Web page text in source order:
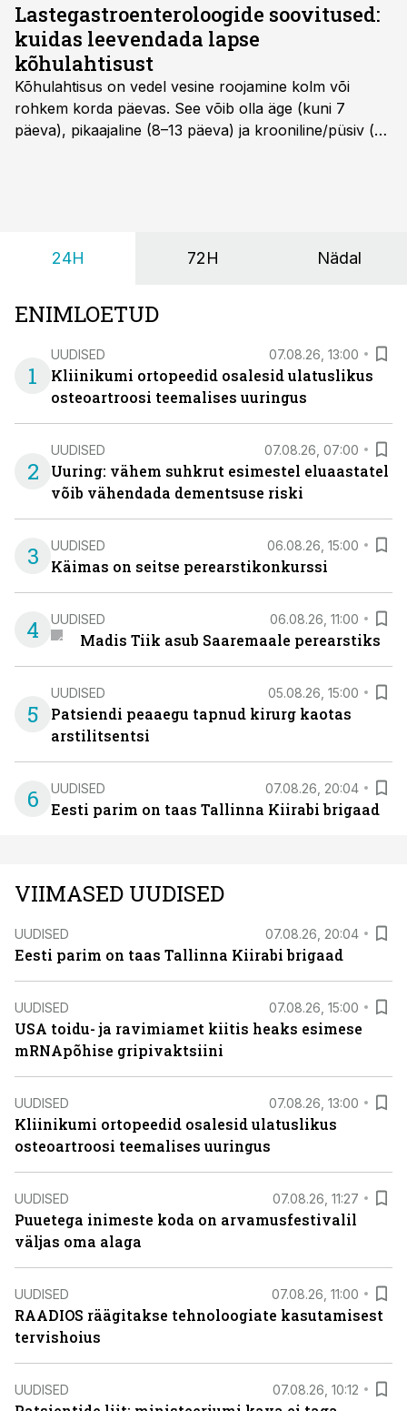
Lastegastroenteroloogide soovitused:
kuidas leevendada lapse
kõhulahtisust
Kõhulahtisus on vedel vesine roojamine kolm või
rohkem korda päevas. See võib olla äge (kuni 7
päeva), pikaajaline (8–13 päeva) ja krooniline/püsiv (>
24H 72H Nädal
ENIMLOETUD
1
UUDISED 07.08.26, 13:00
Kliinikumi ortopeedid osalesid ulatuslikus
osteoartroosi teemalises uuringus
2
UUDISED 07.08.26, 07:00
Uuring: vähem suhkrut esimestel eluaastatel
võib vähendada dementsuse riski
3 UUDISED 06.08.26, 15:00
Käimas on seitse perearstikonkurssi
4 UUDISED 06.08.26, 11:00
Madis Tiik asub Saaremaale perearstiks
5
UUDISED 05.08.26, 15:00
Patsiendi peaaegu tapnud kirurg kaotas
arstilitsentsi
6 UUDISED 07.08.26, 20:04
Eesti parim on taas Tallinna Kiirabi brigaad
VIIMASED UUDISED
UUDISED 07.08.26, 20:04
Eesti parim on taas Tallinna Kiirabi brigaad
UUDISED 07.08.26, 15:00
USA toidu- ja ravimiamet kiitis heaks esimese
mRNApõhise gripivaktsiini
UUDISED 07.08.26, 13:00
Kliinikumi ortopeedid osalesid ulatuslikus
osteoartroosi teemalises uuringus
UUDISED 07.08.26, 11:27
Puuetega inimeste koda on arvamusfestivalil
väljas oma alaga
UUDISED 07.08.26, 11:00
RAADIOS räägitakse tehnoloogiate kasutamisest
tervishoius
UUDISED 07.08.26, 10:12